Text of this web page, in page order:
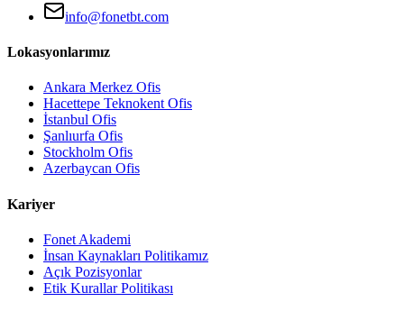
info@fonetbt.com
Lokasyonlarımız
Ankara Merkez Ofis
Hacettepe Teknokent Ofis
İstanbul Ofis
Şanlıurfa Ofis
Stockholm Ofis
Azerbaycan Ofis
Kariyer
Fonet Akademi
İnsan Kaynakları Politikamız
Açık Pozisyonlar
Etik Kurallar Politikası